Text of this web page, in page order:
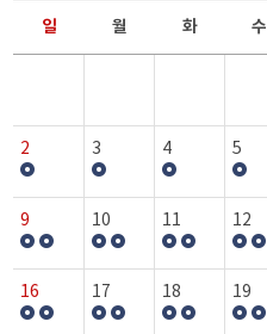
일 월 화 수
2 3 4 5
9 10 11 12
16 17 18 19